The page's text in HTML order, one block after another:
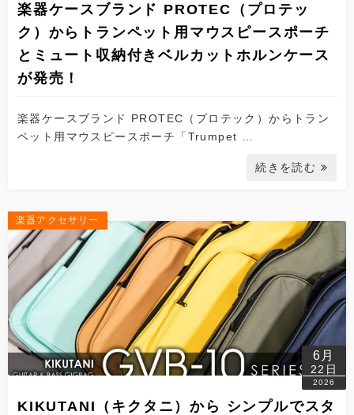
楽器ケースブランド PROTEC（プロテッ
ク）からトランペット用マウスピースポーチ
とミュート収納付きベルカットホルンケース
が発売！
楽器ケースブランド PROTEC（プロテック）からトラン
ペット用マウスピースポーチ「Trumpet …
続きを読む
楽器アクセサリー
6月
22日
2026
KIKUTANI（キクタニ）から シンプルでスタ